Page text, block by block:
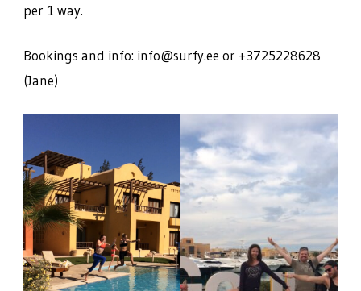
per 1 way.
Bookings and info: info@surfy.ee or +3725228628
(Jane)